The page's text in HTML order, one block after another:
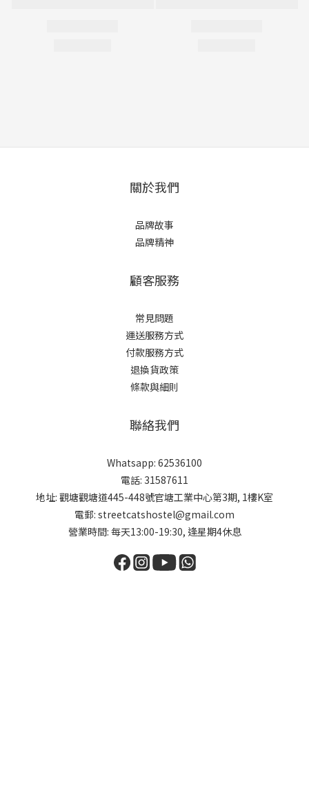
關於我們
品牌故事
品牌精神
顧客服務
常見問題
運送服務方式
付款服務方式
退換貨政策
條款與細則
聯絡我們
Whatsapp: 62536100
電話: 31587611
地址: 觀塘觀塘道445-448號官塘工業中心第3期, 1樓K室
電郵: streetcatshostel@gmail.com
營業時間: 每天13:00-19:30, 逢星期4休息